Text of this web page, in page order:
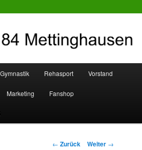
Gymnastik Rehasport Vorstand
Marketing Fanshop
Beitrags-
← Zurück Weiter →